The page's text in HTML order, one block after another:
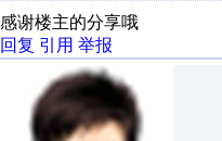
感谢楼主的分享哦
回复 引用 举报